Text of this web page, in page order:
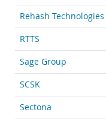
Rehash Technologies
RTTS
Sage Group
SCSK
Sectona